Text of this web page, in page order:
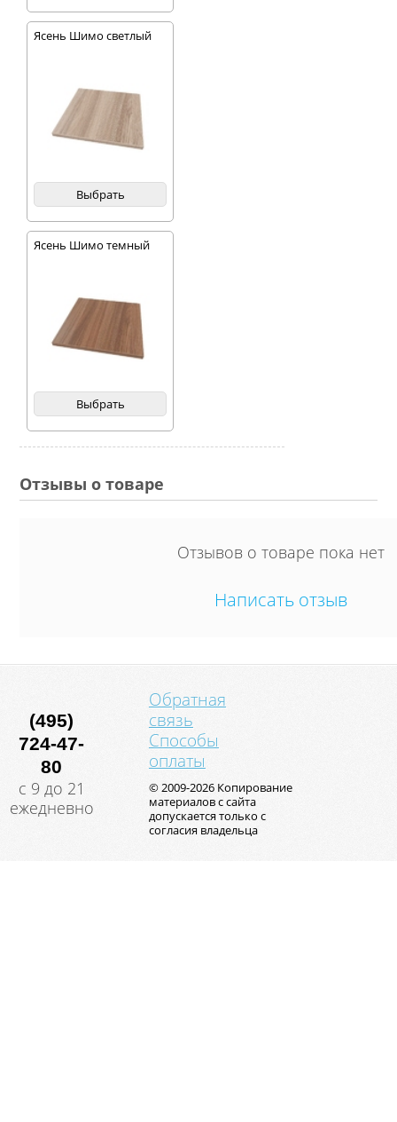
Ясень Шимо светлый
Выбрать
Ясень Шимо темный
Выбрать
Отзывы о товаре
Отзывов о товаре пока нет
Написать отзыв
(495)
724-47-
80
с 9 до 21
ежедневно
Обратная
связь
Способы
оплаты
© 2009-2026 Копирование
материалов с сайта
допускается только с
согласия владельца